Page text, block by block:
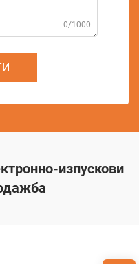
0/1000
изпускови